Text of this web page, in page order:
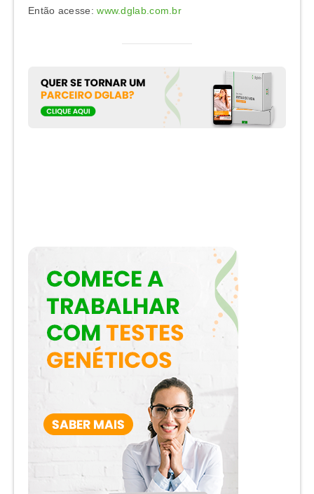
Então acesse:www.dglab.com.br